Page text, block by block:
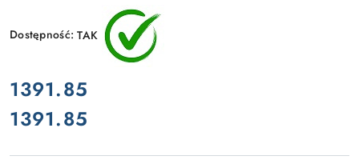
Dostępność:TAK
cena:
1391.85
Cena:
1391.85